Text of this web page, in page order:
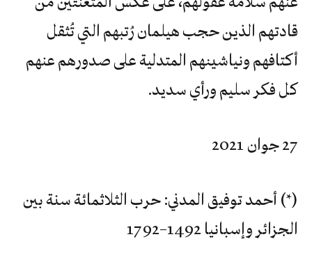
قادتهم الذين حجب هيلمان رُتبهم التي تُثقل
أكتافهم ونياشينهم المتدلية على صدورهم عنهم
كل فكر سليم ورأي سديد.
27 جوان 2021
(*) أحمد توفيق المدني: حرب الثلاثمائة سنة بين
الجزائر وإسبانيا 1492–1792